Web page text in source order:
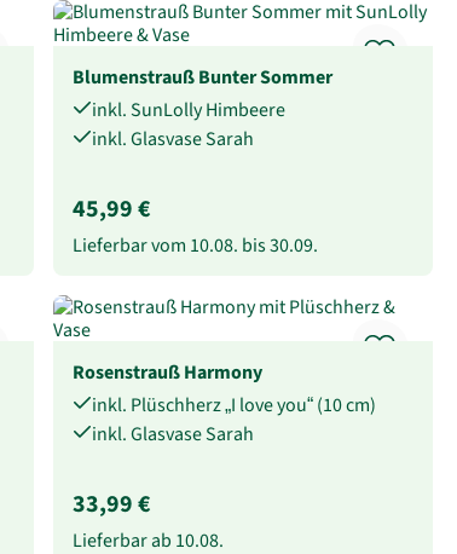
Blumenstrauß Bunter Sommer
inkl. SunLolly Himbeere
inkl. Glasvase Sarah
45,99 €
Lieferbar vom 10.08. bis30.09.
Rosenstrauß Harmony
inkl. Plüschherz „I love you“ (10 cm)
inkl. Glasvase Sarah
33,99 €
Lieferbar ab 10.08.